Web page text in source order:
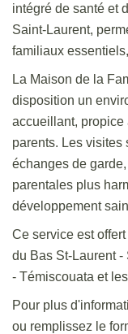
intégré de santé et
Saint-Laurent,
familiaux
La Maison de la
disposition un
accueillant, propice
parents. Les visites
échanges de
parentales plus
développement
Ce service est
du Bas St-Laurent
- Témiscouata et
Pour plus
ou remplissez le